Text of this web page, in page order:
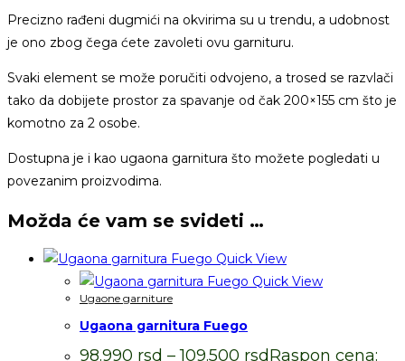
Precizno rađeni dugmići na okvirima su u trendu, a udobnost
je ono zbog čega ćete zavoleti ovu garnituru.
Svaki element se može poručiti odvojeno, a trosed se razvlači
tako da dobijete prostor za spavanje od čak 200×155 cm što je
komotno za 2 osobe.
Dostupna je i kao ugaona garnitura što možete pogledati u
povezanim proizvodima.
Možda će vam se svideti …
Quick View
Quick View
Ugaone garniture
Ugaona garnitura Fuego
98.990 rsd – 109.500 rsdRaspon cena: